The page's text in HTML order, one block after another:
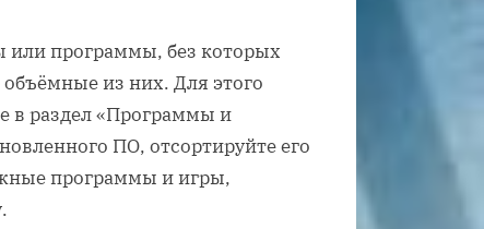
или программы, без которых
из них. Для этого
в раздел «Программы и
ПО, отсортируйте его
программы и игры,